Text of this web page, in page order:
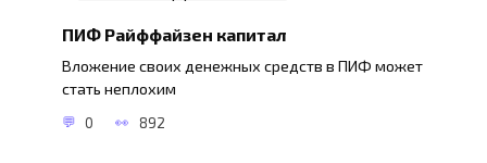
ПИФ Райффайзен капитал
Вложение своих денежных средств в ПИФ может
стать неплохим
0 892